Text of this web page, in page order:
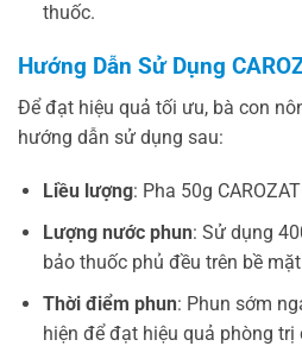
thuốc.
Hướng Dẫn Sử Dụng
Để đạt hiệu quả tối ưu, bà con
hướng dẫn sử dụng sau:
Liều lượng: Pha 50g
Lượng nước phun: Sử dụng
bảo thuốc phủ đều trên bề
Thời điểm phun: Phun sớm
hiện để đạt hiệu quả phòng